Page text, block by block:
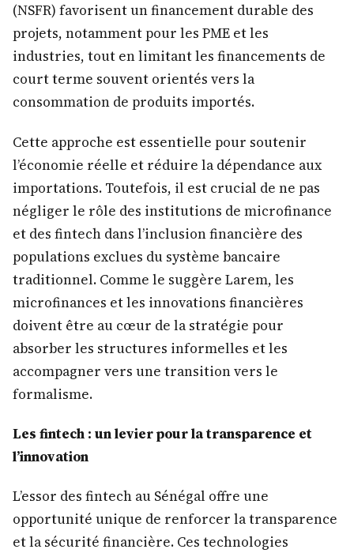
(NSFR) favorisent un financement durable des
projets, notamment pour les PME et les
industries, tout en limitant les financements de
court terme souvent orientés vers la
consommation de produits importés.
Cette approche est essentielle pour soutenir
l’économie réelle et réduire la dépendance aux
importations. Toutefois, il est crucial de ne pas
négliger le rôle des institutions de microfinance
et des fintech dans l’inclusion financière des
populations exclues du système bancaire
traditionnel. Comme le suggère Larem, les
microfinances et les innovations financières
doivent être au cœur de la stratégie pour
absorber les structures informelles et les
accompagner vers une transition vers le
formalisme.
Les fintech : un levier pour la transparence et
l’innovation
L’essor des fintech au Sénégal offre une
opportunité unique de renforcer la transparence
et la sécurité financière. Ces technologies